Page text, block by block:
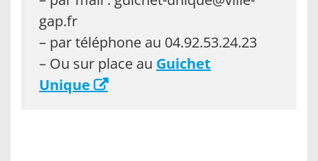
gap.fr
– par téléphone au 04.92.53.24.23
– Ou sur place au Guichet
Unique